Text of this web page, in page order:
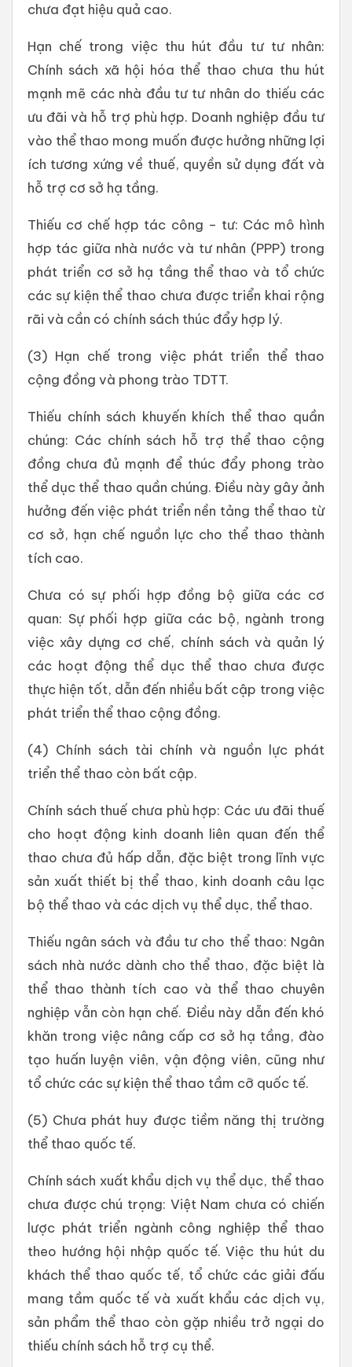
chưa đạt hiệu quả cao.
Hạn chế trong việc thu hút đầu tư tư nhân:
Chính sách xã hội hóa thể thao chưa thu hút
mạnh mẽ các nhà đầu tư tư nhân do thiếu các
ưu đãi và hỗ trợ phù hợp. Doanh nghiệp đầu tư
vào thể thao mong muốn được hưởng những lợi
ích tương xứng về thuế, quyền sử dụng đất và
hỗ trợ cơ sở hạ tầng.
Thiếu cơ chế hợp tác công – tư: Các mô hình
hợp tác giữa nhà nước và tư nhân (PPP) trong
phát triển cơ sở hạ tầng thể thao và tổ chức
các sự kiện thể thao chưa được triển khai rộng
rãi và cần có chính sách thúc đẩy hợp lý.
(3) Hạn chế trong việc phát triển thể thao
cộng đồng và phong trào TDTT.
Thiếu chính sách khuyến khích thể thao quần
chúng: Các chính sách hỗ trợ thể thao cộng
đồng chưa đủ mạnh để thúc đẩy phong trào
thể dục thể thao quần chúng. Điều này gây ảnh
hưởng đến việc phát triển nền tảng thể thao từ
cơ sở, hạn chế nguồn lực cho thể thao thành
tích cao.
Chưa có sự phối hợp đồng bộ giữa các cơ
quan: Sự phối hợp giữa các bộ, ngành trong
việc xây dựng cơ chế, chính sách và quản lý
các hoạt động thể dục thể thao chưa được
thực hiện tốt, dẫn đến nhiều bất cập trong việc
phát triển thể thao cộng đồng.
(4) Chính sách tài chính và nguồn lực phát
triển thể thao còn bất cập.
Chính sách thuế chưa phù hợp: Các ưu đãi thuế
cho hoạt động kinh doanh liên quan đến thể
thao chưa đủ hấp dẫn, đặc biệt trong lĩnh vực
sản xuất thiết bị thể thao, kinh doanh câu lạc
bộ thể thao và các dịch vụ thể dục, thể thao.
Thiếu ngân sách và đầu tư cho thể thao: Ngân
sách nhà nước dành cho thể thao, đặc biệt là
thể thao thành tích cao và thể thao chuyên
nghiệp vẫn còn hạn chế. Điều này dẫn đến khó
khăn trong việc nâng cấp cơ sở hạ tầng, đào
tạo huấn luyện viên, vận động viên, cũng như
tổ chức các sự kiện thể thao tầm cỡ quốc tế.
(5) Chưa phát huy được tiềm năng thị trường
thể thao quốc tế.
Chính sách xuất khẩu dịch vụ thể dục, thể thao
chưa được chú trọng: Việt Nam chưa có chiến
lược phát triển ngành công nghiệp thể thao
theo hướng hội nhập quốc tế. Việc thu hút du
khách thể thao quốc tế, tổ chức các giải đấu
mang tầm quốc tế và xuất khẩu các dịch vụ,
sản phẩm thể thao còn gặp nhiều trở ngại do
thiếu chính sách hỗ trợ cụ thể.